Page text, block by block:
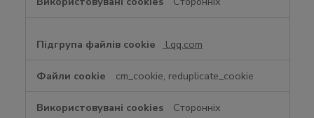
l.qq.com
cm_cookie, reduplicate_cookie
Сторонніх